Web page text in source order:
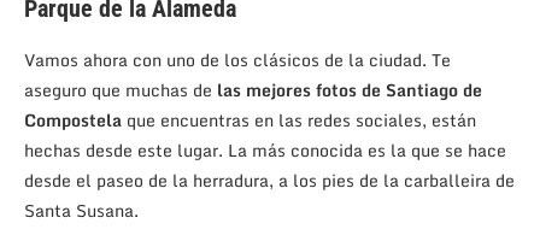
Parque de la Alameda
Vamos ahora con uno de los clásicos de la ciudad. Te
aseguro que muchas de las mejores fotos de Santiago de
Compostela que encuentras en las redes sociales, están
hechas desde este lugar. La más conocida es la que se hace
desde el paseo de la herradura, a los pies de la carballeira de
Santa Susana.